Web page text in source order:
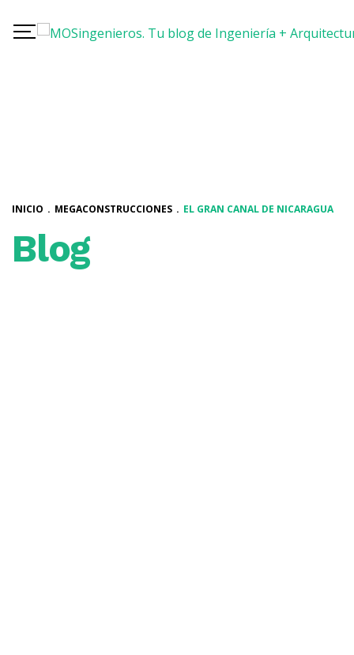
Blog
INICIO . MEGACONSTRUCCIONES . EL GRAN CANAL DE NICARAGUA